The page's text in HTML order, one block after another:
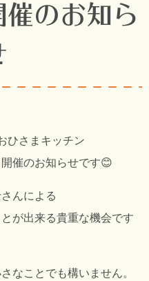
のお知ら
ひさまキッチン
催のお知らせです😊
んによる
が出来る貴重な機会です
なことでも構いません。